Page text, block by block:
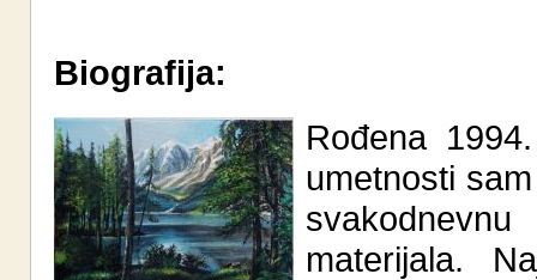
Biografija:
Rođena
umetnosti
materijala.